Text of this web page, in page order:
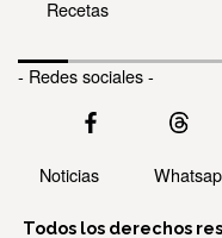
Recetas
- Redes sociales -
Noticias
Todos los derechos